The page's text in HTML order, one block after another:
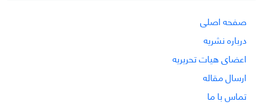
صفحه اصلی
درباره نشریه
اعضای هیات تحریریه
ارسال مقاله
تماس با ما